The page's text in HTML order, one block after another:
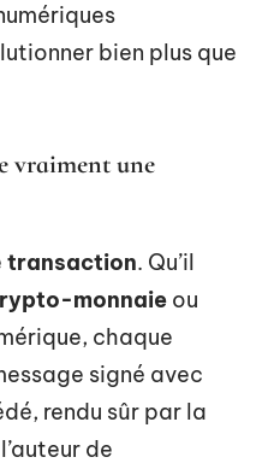
bien plus que
vraiment une
transaction. Qu’il
monnaie ou
chaque
signé avec
rendu sûr par la
de